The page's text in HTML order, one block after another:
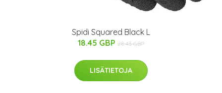
Spidi Squared Black L
18.45 GBP 28.43 GBP
LISÄTIETOJA